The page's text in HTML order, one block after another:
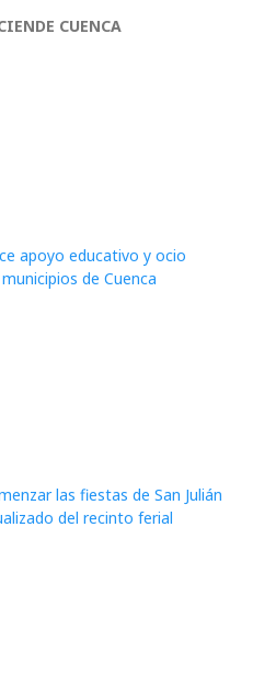
CUENCA
apoyo educativo y ocio
de Cuenca
las fiestas de San Julián
del recinto ferial